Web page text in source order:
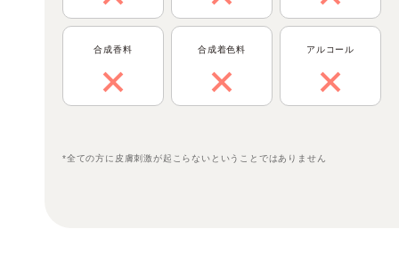
合成香料 合成着色料 アルコール
*全ての方に皮膚刺激が起こらないということではありません